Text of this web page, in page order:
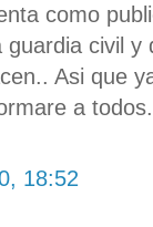
como
guardia civil y
Asi que
a
18:52